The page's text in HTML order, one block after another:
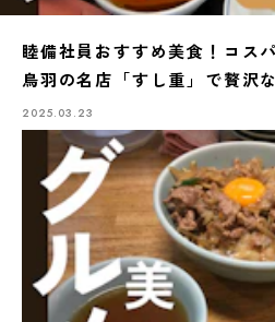
睦備社員おすすめ美食！コス
鳥羽の名店「すし重」で贅沢
2025.03.23